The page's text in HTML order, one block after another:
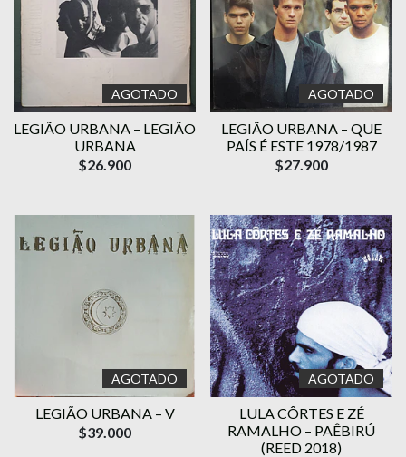
AGOTADO
LEGIÃO URBANA – LEGIÃO
URBANA
$26.900
AGOTADO
LEGIÃO URBANA – QUE
PAÍS É ESTE 1978/1987
$27.900
AGOTADO
LEGIÃO URBANA – V
$39.000
AGOTADO
LULA CÔRTES E ZÉ
RAMALHO – PAÊBIRÚ
(REED 2018)